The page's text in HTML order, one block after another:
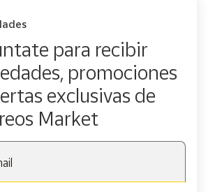
para recibir
promociones
exclusivas de
Market